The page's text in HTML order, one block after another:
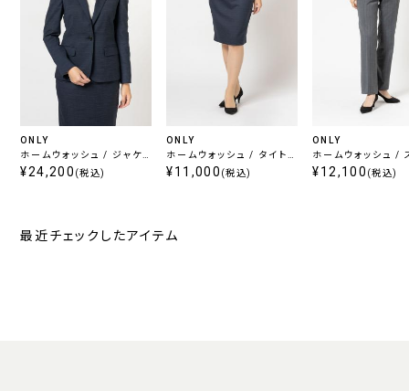
ONLY
ホームウォッシュ / ジャケッ
ト ネイビー
¥24,200 (税込)
ONLY
ホームウォッシュ / タイトス
カート ネイビー
¥11,000 (税込)
ONLY
ホームウォッシュ / ストレ
ートパンツ グレーチ
¥12,100 (税込)
最近チェックしたアイテム